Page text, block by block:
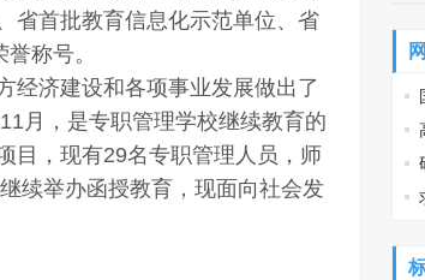
省首批教育信息化示范单位、省
称号。
经济建设和各项事业发展做出了
月，是专职管理学校继续教育的
目，现有29名专职管理人员，师
续举办函授教育，现面向社会发